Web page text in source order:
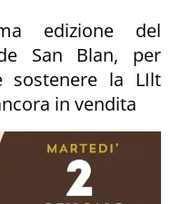
edizione del
San Blan, per
sostenere la LIlt
in vendita